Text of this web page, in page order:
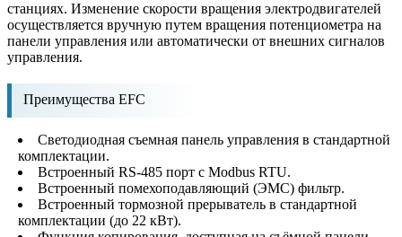
станциях. Изменение скорости вращения электродвигателей
осуществляется вручную путем вращения потенциометра на
панели управления или автоматически от внешних сигналов
управления.
Преимущества EFC
Светодиодная съемная панель управления в стандартной
комплектации.
Встроенный RS-485 порт с Modbus RTU.
Встроенный помехоподавляющий (ЭМС) фильтр.
Встроенный тормозной прерыватель в стандартной
комплектации (до 22 кВт).